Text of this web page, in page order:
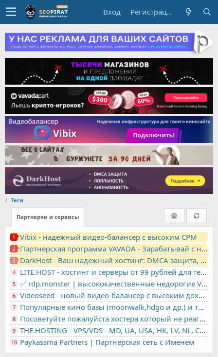
Вход Регистрация
Теги
Партнерки и сервисы
1 Vibix - надежный видео-балансер с высоким CPM
2 Партнерская программа VAVADA - Зарабатывай с нами!
3 DarkHost - Ваш надежный хостинг: DMCA защита, лояльность, анонимность
4 LITE.HOST - хостинг и серверы от 99 рублей для тех, кто любит не переплачивать. Доступ по SSH, поддержка PHP, GIT, COMPOSER, сертификаты Let's Encrypt
5 ✅ rdp.monster | высококачественные недорогие VPS, RDP - выделенные серверы
6 Videoseed - новый видео-балансер с высоким доходом
7 Популярные кино базы (moonwalk,hdgo и др.) и торренты в одном плеере для вашего сайта
8 Посоветуйте пожалуйста хостера который не реагирует на ркн
9 THE.HOSTING - VPS/VDS - MD, UA, USA, HK, LV, NL, CA, DE, SK, CZE, GB, IL, TR, PL, BG, RO, IT, FL, HU, PT.
10 Paykassma Partners | Партнерская сеть с Именем